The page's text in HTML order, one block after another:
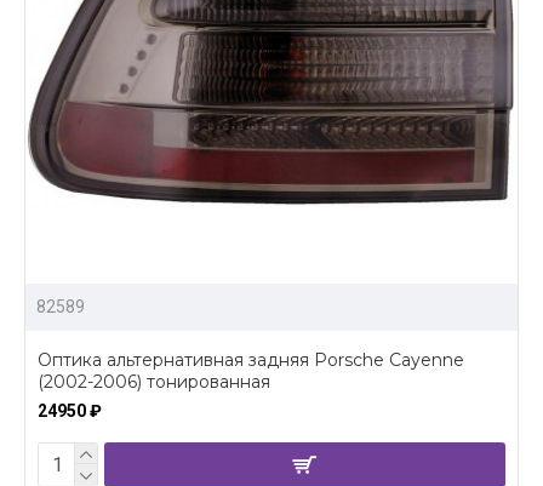
82589
Оптика альтернативная задняя Porsche Cayenne
(2002-2006) тонированная
24950 ₽